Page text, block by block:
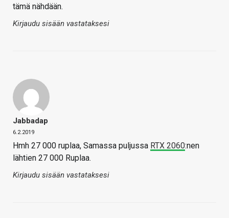
tämä nähdään.
Kirjaudu sisään vastataksesi
Jabbadap
6.2.2019
Hmh 27 000 ruplaa, Samassa puljussa RTX 2060:nen
lähtien 27 000 Ruplaa.
Kirjaudu sisään vastataksesi